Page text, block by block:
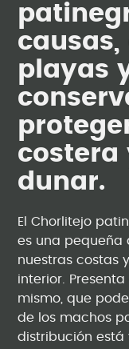
causas,
playas
costera
dunar.
El Chorlitejo
es una pequeña
nuestras costas
interior.
mismo, que
de los machos
distribución